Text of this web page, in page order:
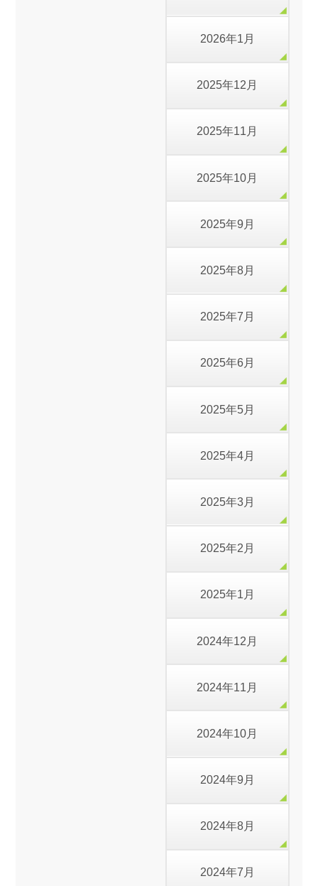
2026年1月
2025年12月
2025年11月
2025年10月
2025年9月
2025年8月
2025年7月
2025年6月
2025年5月
2025年4月
2025年3月
2025年2月
2025年1月
2024年12月
2024年11月
2024年10月
2024年9月
2024年8月
2024年7月